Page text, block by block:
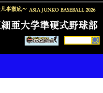
凡事徹底〜 ASIA JUNKO BASEBALL 2026
細亜大学準硬式野球部